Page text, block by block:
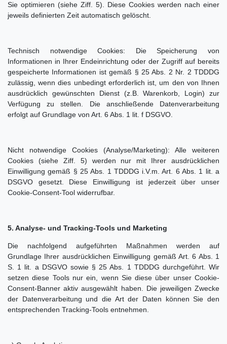
Sie optimieren (siehe Ziff. 5). Diese Cookies werden nach einer
jeweils definierten Zeit automatisch gelöscht.
Technisch notwendige Cookies: Die Speicherung von
Informationen in Ihrer Endeinrichtung oder der Zugriff auf bereits
gespeicherte Informationen ist gemäß § 25 Abs. 2 Nr. 2 TDDDG
zulässig, wenn dies unbedingt erforderlich ist, um den von Ihnen
ausdrücklich gewünschten Dienst (z.B. Warenkorb, Login) zur
Verfügung zu stellen. Die anschließende Datenverarbeitung
erfolgt auf Grundlage von Art. 6 Abs. 1 lit. f DSGVO.
Nicht notwendige Cookies (Analyse/Marketing): Alle weiteren
Cookies (siehe Ziff. 5) werden nur mit Ihrer ausdrücklichen
Einwilligung gemäß § 25 Abs. 1 TDDDG i.V.m. Art. 6 Abs. 1 lit. a
DSGVO gesetzt. Diese Einwilligung ist jederzeit über unser
Cookie-Consent-Tool widerrufbar.
5. Analyse- und Tracking-Tools und Marketing
Die nachfolgend aufgeführten Maßnahmen werden auf
Grundlage Ihrer ausdrücklichen Einwilligung gemäß Art. 6 Abs. 1
S. 1 lit. a DSGVO sowie § 25 Abs. 1 TDDDG durchgeführt. Wir
setzen diese Tools nur ein, wenn Sie diese über unser Cookie-
Consent-Banner aktiv ausgewählt haben. Die jeweiligen Zwecke
der Datenverarbeitung und die Art der Daten können Sie den
entsprechenden Tracking-Tools entnehmen.